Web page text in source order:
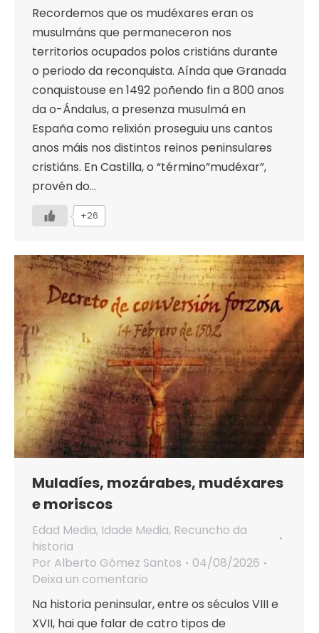
Recordemos que os mudéxares eran os
musulmáns que permaneceron nos
territorios ocupados polos cristiáns durante
o periodo da reconquista. Aínda que Granada
conquistouse en 1492 poñendo fin a 800 anos
da o-Ándalus, a presenza musulmá en
España como relixión proseguiu uns cantos
anos máis nos distintos reinos peninsulares
cristiáns. En Castilla, o “término”mudéxar”,
provén do…
+26
Muladíes, mozárabes, mudéxares
e moriscos
Edad Media, Idade Media, Recuncho da
historia
Por Alberto Gómez Santos
04/08/2026
Deixa un comentario
Na historia peninsular, entre os séculos VIII e
XVII, hai que falar de catro tipos de